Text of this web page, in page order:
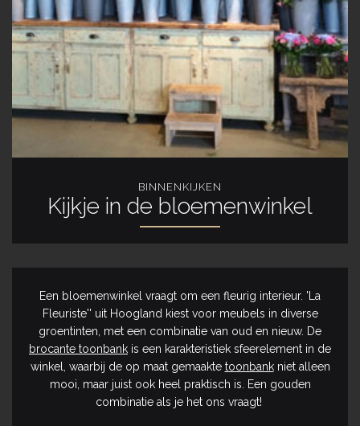
BINNENKIJKEN
Kijkje in de bloemenwinkel
Een bloemenwinkel vraagt om een fleurig interieur. 'La
Fleuriste'' uit Hoogland kiest voor meubels in diverse
groentinten, met een combinatie van oud en nieuw. De
brocante toonbank is een karakteristiek sfeerelement in de
winkel, waarbij de op maat gemaakte toonbankniet alleen
mooi, maar juist ook heel praktisch is. Een gouden
combinatie als je het ons vraagt!